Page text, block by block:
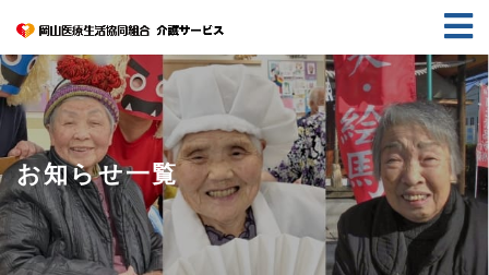
お知らせ一覧